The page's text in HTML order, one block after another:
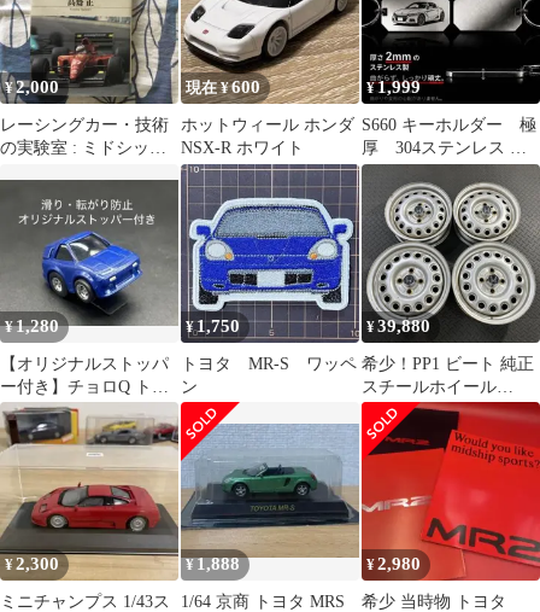
¥2,000
レーシングカー・技術
の実験室 : ミドシップ
現在 ¥600
ホットウィール ホンダ
NSX-R ホワイト
¥1,999
S660 キーホルダー 極
厚 304ステンレス レ
ーザー彫刻 ハンドメ
イド
¥1,280
【オリジナルストッパ
ー付き】チョロQ トヨ
タ MR2 AW11 ブルー 中
古
¥1,750
トヨタ MR-S ワッペ
ン
¥39,880
希少！PP1 ビート 純正
スチールホイール
13×4.5J+35 14×5J+45
100/4H ハブ径56mm 鉄
ホイール 4本
【1616W】
¥2,300
ミニチャンプス 1/43ス
¥1,888
1/64 京商 トヨタ MRS
¥2,980
希少 当時物 トヨタ